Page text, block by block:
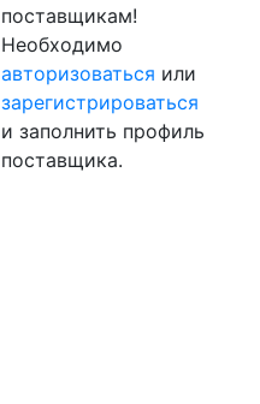
поставщикам!
Необходимо
авторизоваться или
зарегистрироваться
и заполнить профиль
поставщика.